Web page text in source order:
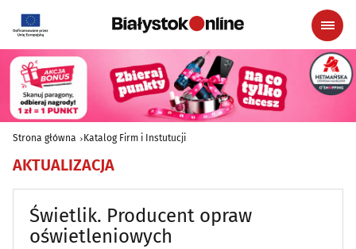
Strona główna Katalog Firm i Instutucji
AKTUALIZACJA
Świetlik. Producent opraw
oświetleniowych